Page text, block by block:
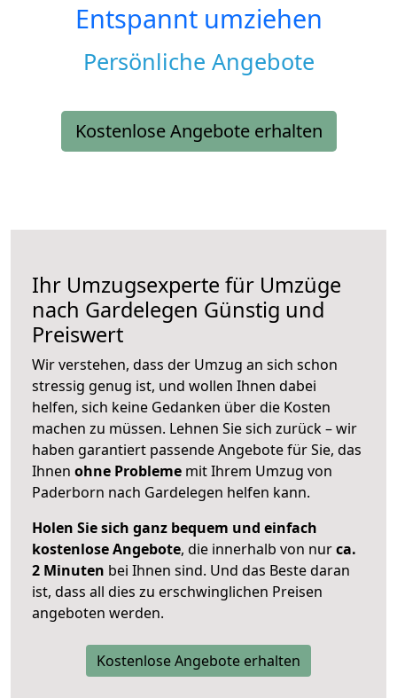
Entspannt umziehen
Persönliche Angebote
Kostenlose Angebote erhalten
Ihr Umzugsexperte für Umzüge
nach Gardelegen Günstig und
Preiswert
Wir verstehen, dass der Umzug an sich schon
stressig genug ist, und wollen Ihnen dabei
helfen, sich keine Gedanken über die Kosten
machen zu müssen. Lehnen Sie sich zurück – wir
haben garantiert passende Angebote für Sie, das
Ihnen ohne Probleme mit Ihrem Umzug von
Paderborn nach Gardelegen helfen kann.
Holen Sie sich ganz bequem und einfach
kostenlose Angebote, die innerhalb von nurca.
2 Minuten bei Ihnen sind. Und das Beste daran
ist, dass all dies zu erschwinglichen Preisen
angeboten werden.
Kostenlose Angebote erhalten